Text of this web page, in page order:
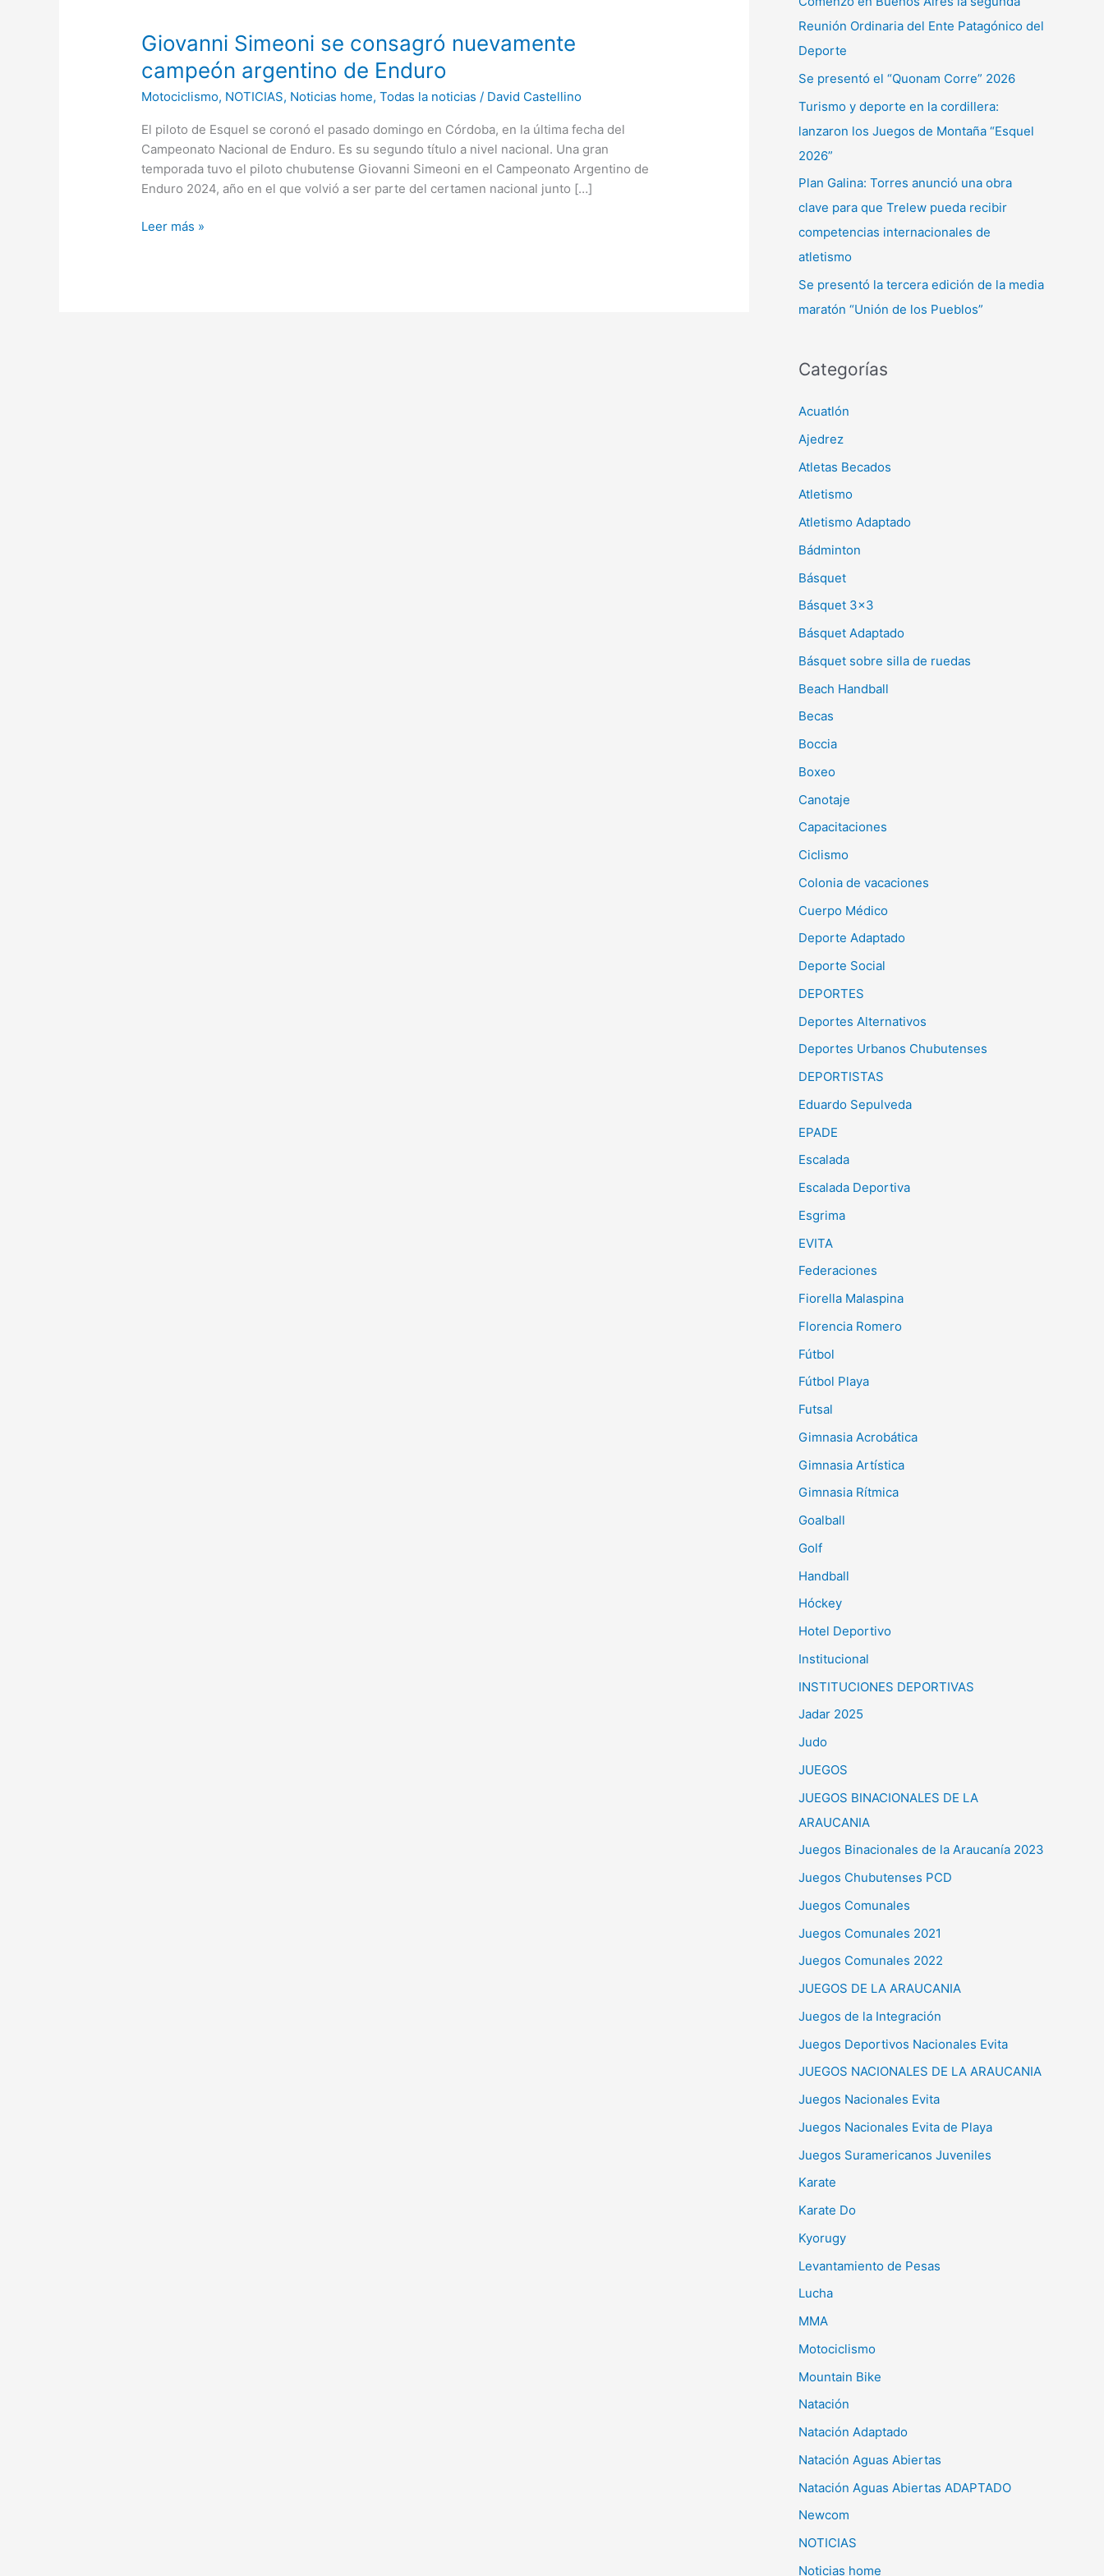
Giovanni Simeoni se consagró nuevamente
campeón argentino de Enduro
Motociclismo, NOTICIAS, Noticias home,Todas la noticias / David Castellino
El piloto de Esquel se coronó el pasado domingo en Córdoba, en la última fecha del
Campeonato Nacional de Enduro. Es su segundo título a nivel nacional. Una gran
temporada tuvo el piloto chubutense Giovanni Simeoni en el Campeonato Argentino de
Enduro 2024, año en el que volvió a ser parte del certamen nacional junto […]
se
nuevamente
campeón
de
Enduro
Leer más »
r
p
Reunión Ordinaria del Ente Patagónico del
Deporte
Se presentó el “Quonam Corre” 2026
Turismo y deporte en la cordillera:
lanzaron los Juegos de Montaña “Esquel
2026”
Plan Galina: Torres anunció una obra
clave para que Trelew pueda recibir
competencias internacionales de
atletismo
Se presentó la tercera edición de la media
maratón “Unión de los Pueblos”
Categorías
Acuatlón
Ajedrez
Atletas Becados
Atletismo
Atletismo Adaptado
Bádminton
Básquet
Básquet 3×3
Básquet Adaptado
Básquet sobre silla de ruedas
Beach Handball
Becas
Boccia
Boxeo
Canotaje
Capacitaciones
Ciclismo
Colonia de vacaciones
Cuerpo Médico
Deporte Adaptado
Deporte Social
DEPORTES
Deportes Alternativos
Deportes Urbanos Chubutenses
DEPORTISTAS
Eduardo Sepulveda
EPADE
Escalada
Escalada Deportiva
Esgrima
EVITA
Federaciones
Fiorella Malaspina
Florencia Romero
Fútbol
Fútbol Playa
Futsal
Gimnasia Acrobática
Gimnasia Artística
Gimnasia Rítmica
Goalball
Golf
Handball
Hóckey
Hotel Deportivo
Institucional
INSTITUCIONES DEPORTIVAS
Jadar 2025
Judo
JUEGOS
JUEGOS BINACIONALES DE LA
ARAUCANIA
Juegos Binacionales de la Araucanía 2023
Juegos Chubutenses PCD
Juegos Comunales
Juegos Comunales 2021
Juegos Comunales 2022
JUEGOS DE LA ARAUCANIA
Juegos de la Integración
Juegos Deportivos Nacionales Evita
JUEGOS NACIONALES DE LA ARAUCANIA
Juegos Nacionales Evita
Juegos Nacionales Evita de Playa
Juegos Suramericanos Juveniles
Karate
Karate Do
Kyorugy
Levantamiento de Pesas
Lucha
MMA
Motociclismo
Mountain Bike
Natación
Natación Adaptado
Natación Aguas Abiertas
Natación Aguas Abiertas ADAPTADO
Newcom
NOTICIAS
Noticias home